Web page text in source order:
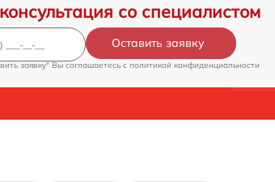
со специалистом
Оставить заявку
заявку" Вы соглашаетесь c политикой конфиденциальности